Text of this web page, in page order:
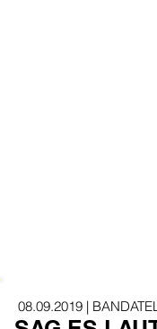
08.09.2019 |